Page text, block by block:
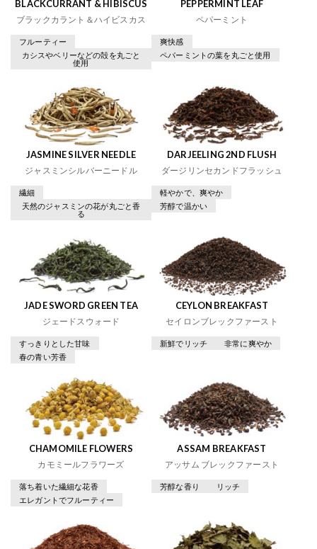
BLACKCURRANT & HIBISCUS
ブラックカラント＆ハイビスカス
フルーティー
カシスやベリーなどの殻を丸ごと
使用
PEPPERMINT LEAF
ペパーミント
爽快感
ペパーミントの葉を丸ごと使用
JASMINE SILVER NEEDLE
ジャスミンシルバーニードル
繊細
天然のジャスミンの花が丸ごと香
る
DARJEELING 2ND FLUSH
ダージリンセカンドフラッシュ
軽やかで、爽やか
芳醇で温かい
JADE SWORD GREEN TEA
ジェードスウォード
すっきりとした甘味
春の青い芳香
CEYLON BREAKFAST
セイロンブレックファースト
新鮮でリッチ 非常に爽やか
CHAMOMILE FLOWERS
カモミールフラワーズ
落ち着いた繊細な花香
エレガントでフルーティー
ASSAM BREAKFAST
アッサム ブレックファースト
芳醇な香り リッチ